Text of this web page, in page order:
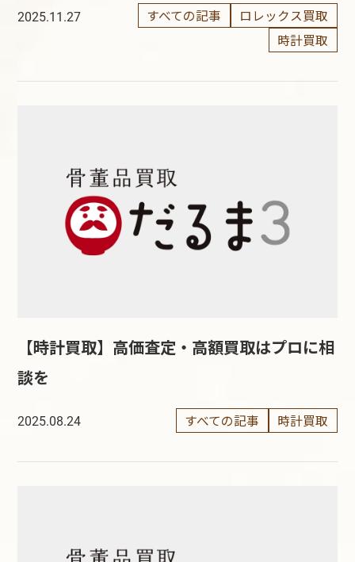
2025.11.27 すべての記事
ロレックス買取
時計買取
【時計買取】高価査定・高額買取はプロに相
談を
2025.08.24 すべての記事 時計買取